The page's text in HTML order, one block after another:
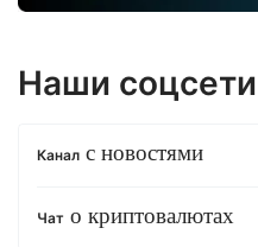
Наши соцсети
Канал с новостями
Чат о криптовалютах